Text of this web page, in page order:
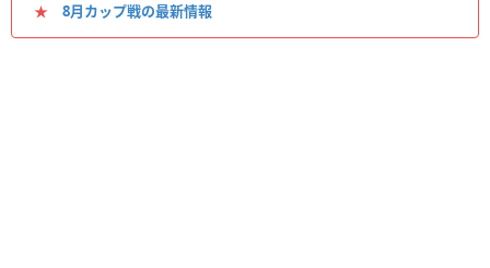
★ 8月カップ戦の最新情報